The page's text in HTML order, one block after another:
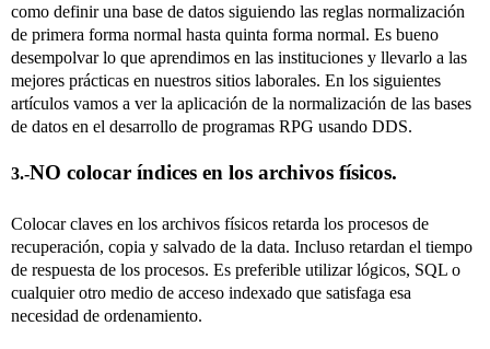
como definir una base de datos siguiendo las reglas normalización
de primera forma normal hasta quinta forma normal. Es bueno
desempolvar lo que aprendimos en las instituciones y llevarlo a las
mejores prácticas en nuestros sitios laborales. En los siguientes
artículos vamos a ver la aplicación de la normalización de las bases
de datos en el desarrollo de programas RPG usando DDS.
3.-NO colocar índices en los archivos físicos.
Colocar claves en los archivos físicos retarda los procesos de
recuperación, copia y salvado de la data. Incluso retardan el tiempo
de respuesta de los procesos. Es preferible utilizar lógicos, SQL o
cualquier otro medio de acceso indexado que satisfaga esa
necesidad de ordenamiento.